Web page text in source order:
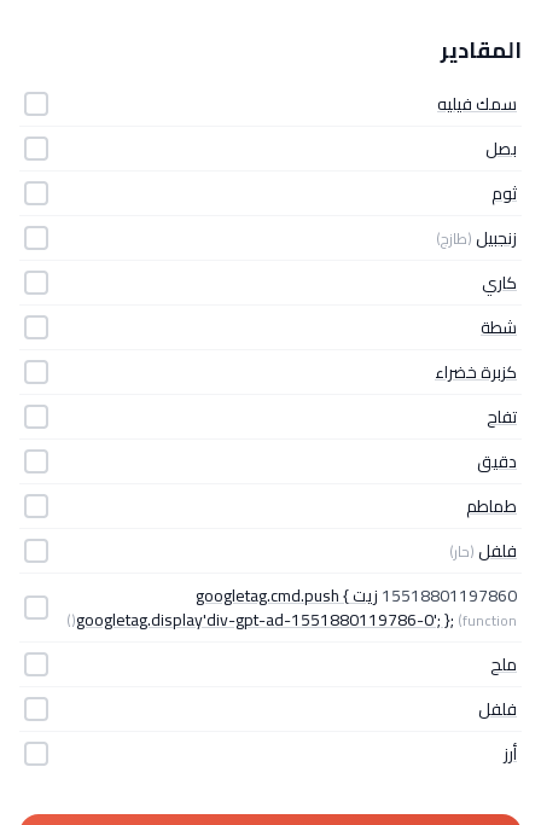
المقادير
سمك فيليه
بصل
ثوم
زنجبيل(طازج)
كاري
شطة
كزبرة خضراء
تفاح
دقيق
طماطم
فلفل(حار)
15518801197860 زيت googletag.cmd.push {
googletag.display'div-gpt-ad-1551880119786-0'; }; (function()
ملح
فلفل
أرز